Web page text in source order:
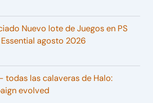
Nuevo lote de Juegos en PS
Essential agosto 2026
todas las calaveras de Halo:
evolved